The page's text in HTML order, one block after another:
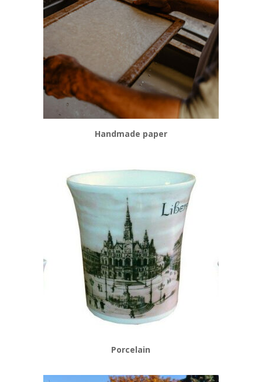
Handmade paper
Porcelain